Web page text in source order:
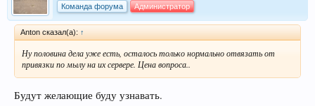
Команда форума
Администратор
Anton сказал(а): ↑
Ну половина дела уже есть, осталось только нормально отвязать от
привязки по мылу на их сервере. Цена вопроса..
Будут желающие буду узнавать.